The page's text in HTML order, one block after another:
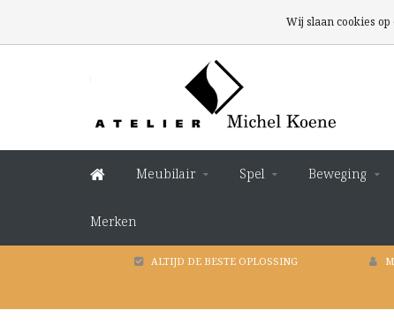
Meubilair Spel Beweging
Merken
ALTIJD DE BESTE OPLOSSING
Wij slaan cookies